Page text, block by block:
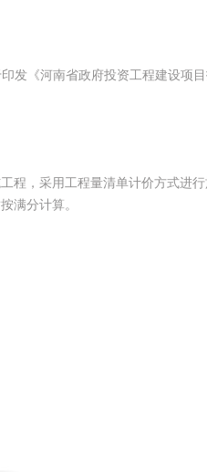
发《河南省政府投资工程建设项
程，采用工程量清单计价方式进
满分计算。